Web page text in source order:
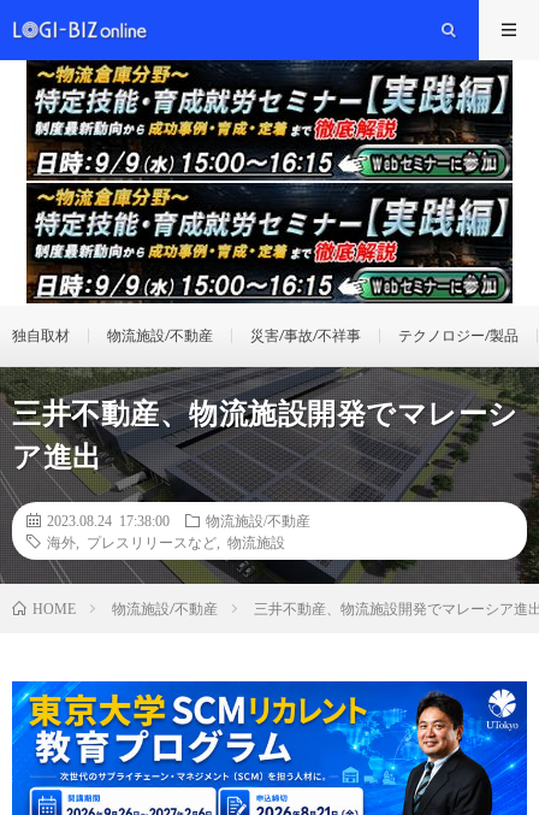
独自取材 物流施設/不動産 災害/事故/不祥事 テクノロジー/製品
三井不動産、物流施設開発でマレーシ
ア進出
2023.08.24 17:38:00
物流施設/不動産
海外
プレスリリースなど 物流施設
HOME 物流施設/不動産 三井不動産、物流施設開発でマレーシア進